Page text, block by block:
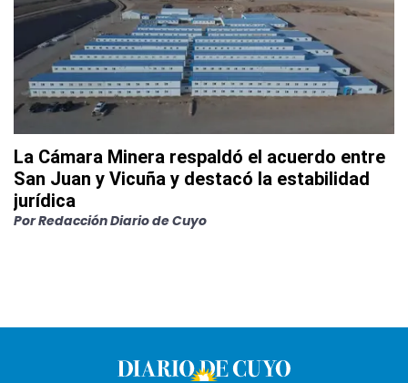
La Cámara Minera respaldó el acuerdo entre
San Juan y Vicuña y destacó la estabilidad
jurídica
PorRedacción Diario de Cuyo